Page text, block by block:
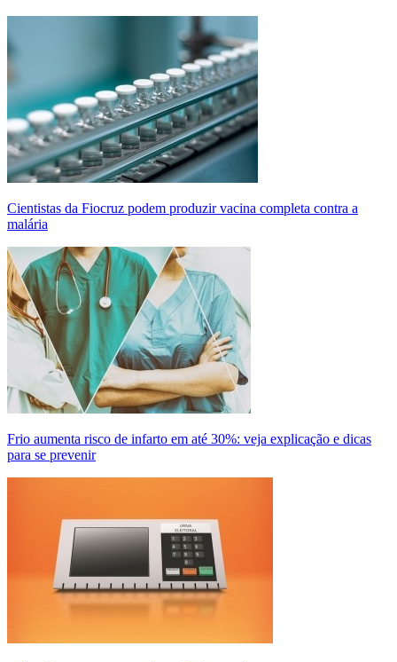
Cientistas da Fiocruz podem produzir vacina completa contra a
malária
Frio aumenta risco de infarto em até 30%: veja explicação e dicas
para se prevenir